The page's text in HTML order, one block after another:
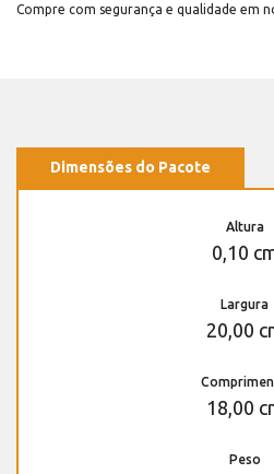
Compre com segurança e qualidade em
Dimensões do Pacote
Altura
0,10
Largura
20,00
18,00
Peso